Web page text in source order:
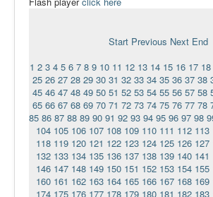
Сайт проекта Достоевский
Ермаковополе.рф
Start Previous Next End
1 2 3 4 5 6 7 8 9 10 11 12 13 14 15 16 17 18
25 26 27 28 29 30 31 32 33 34 35 36 37 38
45 46 47 48 49 50 51 52 53 54 55 56 57 58
65 66 67 68 69 70 71 72 73 74 75 76 77 78
85 86 87 88 89 90 91 92 93 94 95 96 97 98
104 105 106 107 108 109 110 111 112 113
118 119 120 121 122 123 124 125 126 127
132 133 134 135 136 137 138 139 140 141
146 147 148 149 150 151 152 153 154 155
160 161 162 163 164 165 166 167 168 169
174 175 176 177 178 179 180 181 182 183